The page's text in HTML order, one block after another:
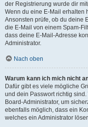
der Registrierung wurde dir
Wenn du eine E-Mail erhalten
Ansonsten prüfe, ob du deine
die E-Mail von einem Spam-
dass deine E-Mail-Adresse
Administrator.
Nach oben
Warum kann ich mich nicht
Dafür gibt es viele mögliche
und dein Passwort richtig
Board-Administrator, um
ebenfalls möglich, dass ein
welches ein Administrator